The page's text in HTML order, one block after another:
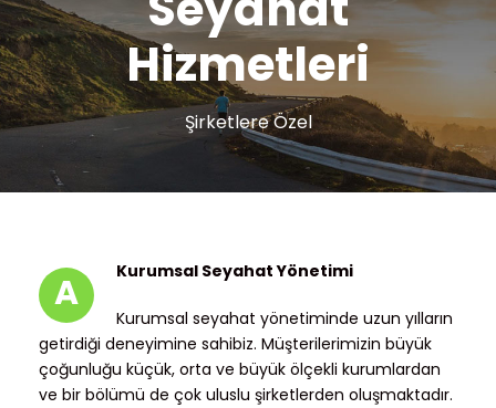
Hizmetleri
Şirketlere Özel
A Kurumsal Seyahat Yönetimi
Kurumsal seyahat yönetiminde uzun yılların
getirdiği deneyimine sahibiz. Müşterilerimizin büyük
çoğunluğu küçük, orta ve büyük ölçekli kurumlardan
ve bir bölümü de çok uluslu şirketlerden oluşmaktadır.